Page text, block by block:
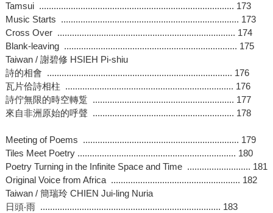
Tamsui ................................................................................ 173
Music Starts ......................................................................... 173
Cross Over ......................................................................... 174
Blank-leaving ....................................................................... 175
Taiwan / 謝碧修 HSIEH Pi-shiu
詩的相會 ............................................................................ 176
瓦片佮詩相柱 ..................................................................... 176
詩佇無限的時空轉踅 .......................................................... 177
來自非洲原始的呼聲 .......................................................... 178
Meeting of Poems ................................................................ 179
Tiles Meet Poetry ................................................................. 180
Poetry Turning in the Infinite Space and Time .......................... 181
Original Voice from Africa ..................................................... 182
Taiwan / 簡瑞玲 CHIEN Jui-ling Nuria
日頭‧雨 .......................................................................... 183